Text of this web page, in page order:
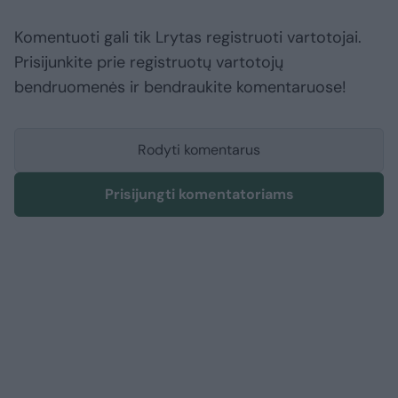
Komentuoti gali tik Lrytas registruoti vartotojai.
Prisijunkite prie registruotų vartotojų
bendruomenės ir bendraukite komentaruose!
Rodyti komentarus
Prisijungti komentatoriams